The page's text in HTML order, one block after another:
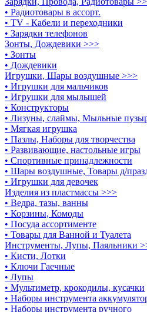
• Радиотовары в ассорт.
• TV - Кабели и переходники
• Зарядки телефонов
Зонты, Дождевики >>>
• Зонты
• Дождевики
Игрушки, Шары воздушные >>>
• Игрушки для мальчиков
• Игрушки для мылышей
• Конструкторы
• Лизуны, слаймы, Мыльные
• Мягкая игрушка
• Пазлы, Наборы для творчества
• Развивающие, настольные игры
• Спортивные принадлежности
• Шары воздушные, Товары д/
• Игрушки для девочек
Изделия из пластмассы >>>
• Ведра, тазы, ванны
• Корзины, Комоды
• Посуда ассортименте
• Товары для Ванной и Туалета
Инструменты, Лупы, Паяльники
• Кисти, Лотки
• Ключи Гаечные
• Лупы
• Мультиметр, крокодилы, кусачки
• Наборы инструмента
• Наборы инструмента ручного